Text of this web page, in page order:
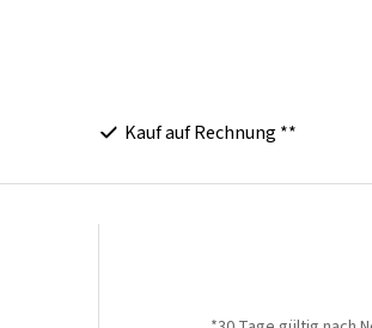
Kauf auf Rechnung **